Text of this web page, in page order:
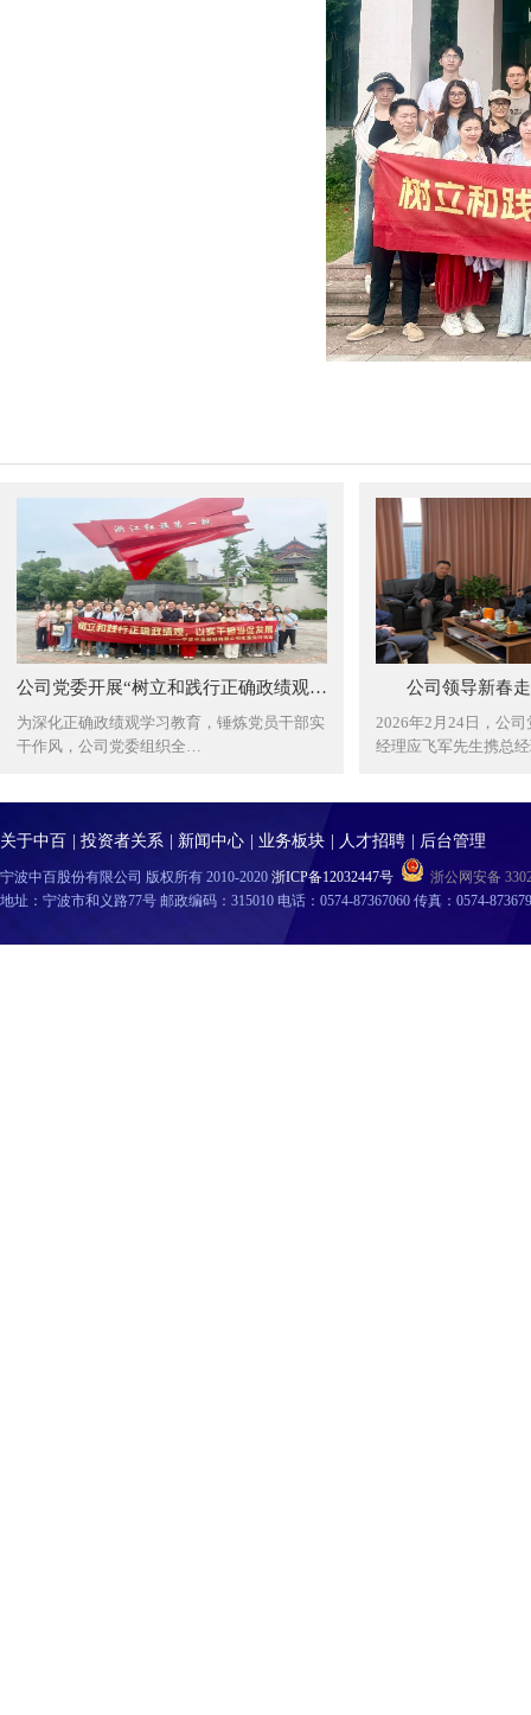
公司党委开展“树立和践行正确政绩观，以实干担当促发展” 主题党日活动
为深化正确政绩观学习教育，锤炼党员干部实
干作风，公司党委组织全…
公司领导新春
2026年2月24日，公
经理应飞军先生携总
关于中百 投资者关系 新闻中心 业务板块 人才招聘 后台管理
宁波中百股份有限公司 版权所有 2010-2020 浙ICP备12032447号
浙公网安备
地址：宁波市和义路77号 邮政编码：315010 电话：0574-87367060 传真：0574-